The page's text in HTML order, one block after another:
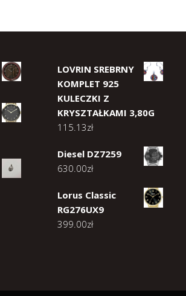
LOVRIN SREBRNY
KOMPLET 925
KULECZKI Z
KRYSZTAŁKAMI 3,80G
115.13zł
Diesel DZ7259
630.00zł
Lorus Classic
RG276UX9
399.00zł